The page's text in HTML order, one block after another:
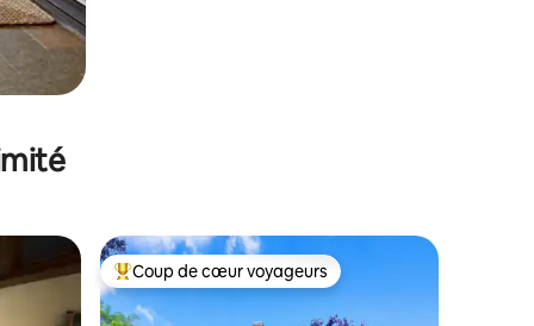
Coups de cœur voyageurs les plus appréciés
Coup de cœur voyageurs